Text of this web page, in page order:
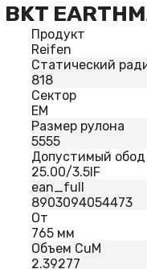
Продукт
Reifen
Статический
818
Сектор
EM
Размер рулона
5555
Допустимый обод
25.00/3.5IF
ean_full
8903094054473
От
765 мм
Объем CuM
2.39277